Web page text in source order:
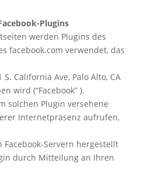
Plugins
werden Plugins des
facebook.com verwendet, das
S. California Ave, Palo Alto, CA
wird (“Facebook” ).
solchen Plugin versehene
Internetpräsenz aufrufen,
Servern hergestellt
durch Mitteilung an Ihren